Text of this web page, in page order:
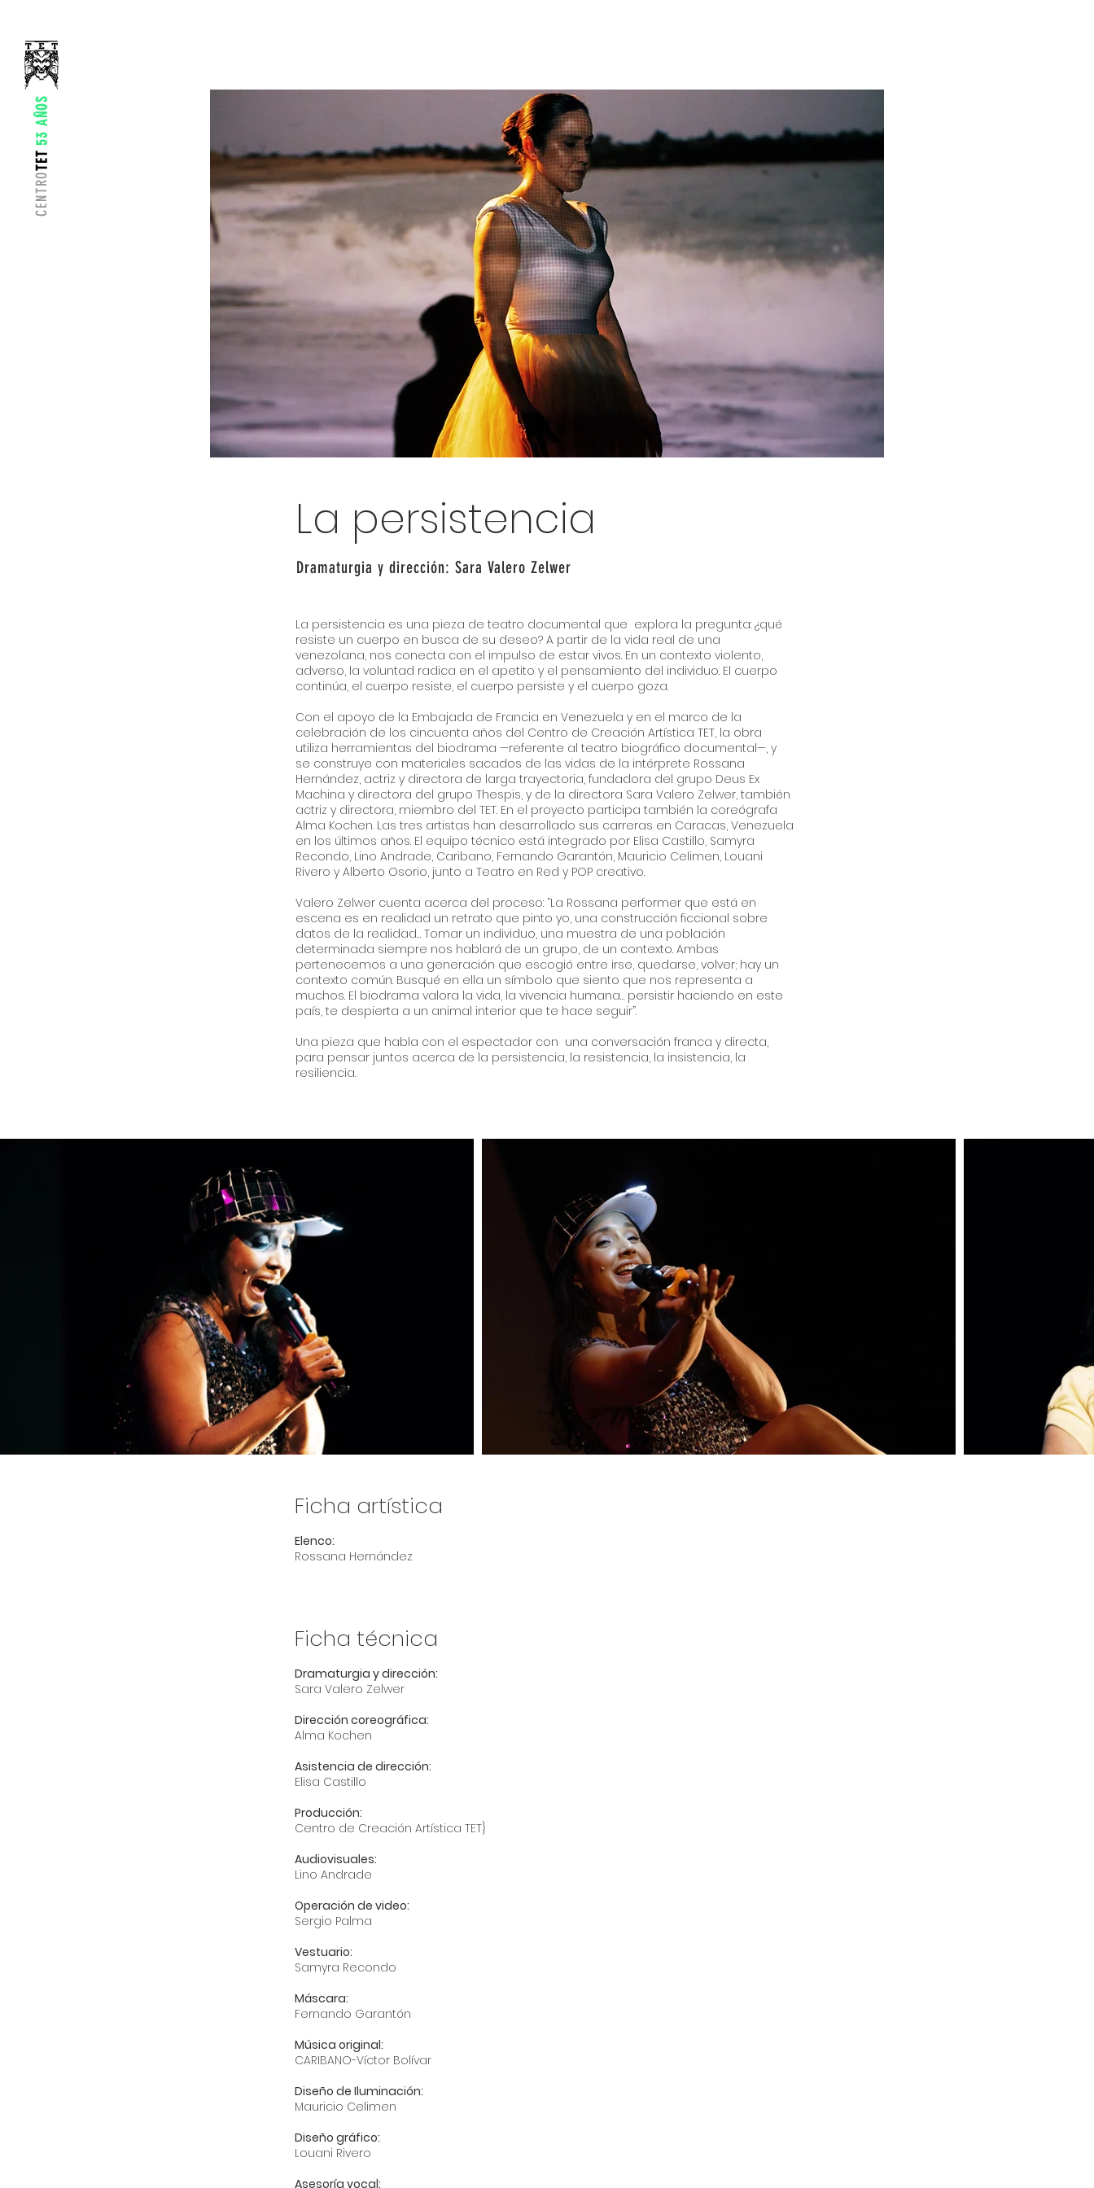
CENTRO
TET
53 AÑOS
La persistencia
Dramaturgia y dirección: Sara Valero Zelwer
La persistencia es una pieza de teatro documental que explora la pregunta: ¿qué
resiste un cuerpo en busca de su deseo? A partir de la vida real de una
venezolana, nos conecta con el impulso de estar vivos. En un contexto violento,
adverso, la voluntad radica en el apetito y el pensamiento del individuo. El cuerpo
continúa, el cuerpo resiste, el cuerpo persiste y el cuerpo goza.
Con el apoyo de la Embajada de Francia en Venezuela y en el marco de la
celebración de los cincuenta años del Centro de Creación Artística TET, la obra
utiliza herramientas del biodrama —referente al teatro biográfico documental—, y
se construye con materiales sacados de las vidas de la intérprete Rossana
Hernández, actriz y directora de larga trayectoria, fundadora del grupo Deus Ex
Machina y directora del grupo Thespis, y de la directora Sara Valero Zelwer, también
actriz y directora, miembro del TET. En el proyecto participa también la coreógrafa
Alma Kochen. Las tres artistas han desarrollado sus carreras en Caracas, Venezuela
en los últimos años. El equipo técnico está integrado por Elisa Castillo, Samyra
Recondo, Lino Andrade, Caribano, Fernando Garantón, Mauricio Celimen, Louani
Rivero y Alberto Osorio, junto a Teatro en Red y POP creativo.
Valero Zelwer cuenta acerca del proceso: “La Rossana performer que está en
escena es en realidad un retrato que pinto yo, una construcción ficcional sobre
datos de la realidad… Tomar un individuo, una muestra de una población
determinada siempre nos hablará de un grupo, de un contexto. Ambas
pertenecemos a una generación que escogió entre irse, quedarse, volver; hay un
contexto común. Busqué en ella un símbolo que siento que nos representa a
muchos. El biodrama valora la vida, la vivencia humana… persistir haciendo en este
país, te despierta a un animal interior que te hace seguir”.
Una pieza que habla con el espectador con una conversación franca y directa,
para pensar juntos acerca de la persistencia, la resistencia, la insistencia, la
resiliencia.
Ficha artística
Elenco:
Rossana Hernández
Ficha técnica
Dramaturgia y dirección:
Sara Valero Zelwer
Dirección coreográfica:
Alma Kochen
Asistencia de dirección:
Elisa Castillo
Producción:
Centro de Creación Artística TET}
Audiovisuales:
Lino Andrade
Operación de video:
Sergio Palma
Vestuario:
Samyra Recondo
Máscara:
Fernando Garantón
Música original:
CARIBANO-Víctor Bolívar
Diseño de Iluminación:
Mauricio Celimen
Diseño gráfico:
Louani Rivero
Asesoría vocal: